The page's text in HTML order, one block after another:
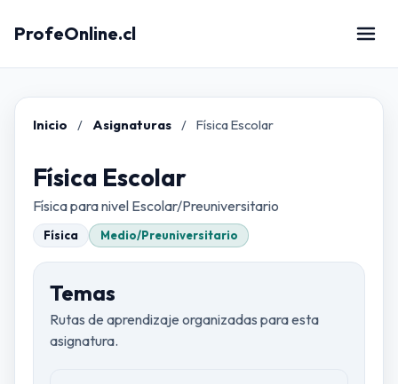
ProfeOnline.cl
Inicio Asignaturas Física Escolar
Física Escolar
Física para nivel Escolar/Preuniversitario
Física Medio/Preuniversitario
Temas
Rutas de aprendizaje organizadas para esta
asignatura.